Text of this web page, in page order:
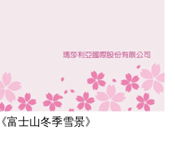
富士山冬季雪景》